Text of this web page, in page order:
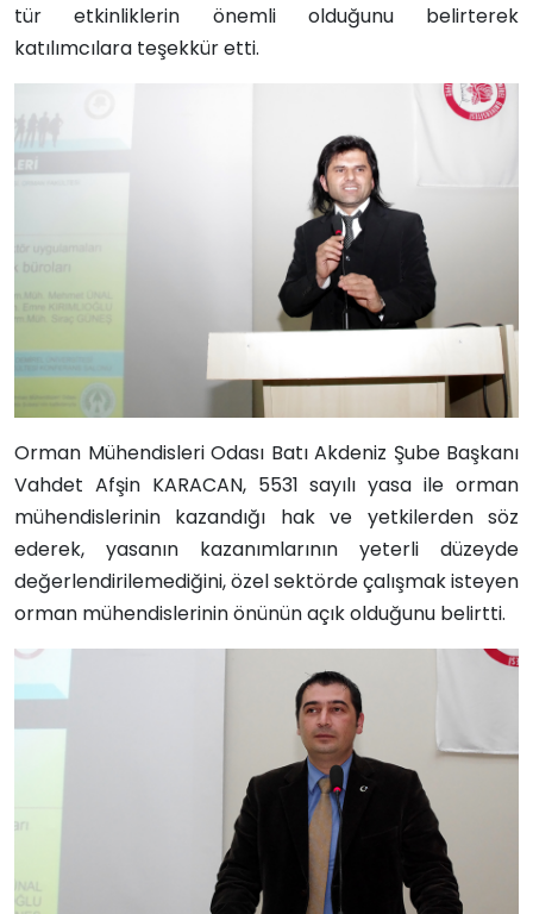
tür etkinliklerin önemli olduğunu belirterek
katılımcılara teşekkür etti.
Orman Mühendisleri Odası Batı Akdeniz Şube Başkanı
Vahdet Afşin KARACAN, 5531 sayılı yasa ile orman
mühendislerinin kazandığı hak ve yetkilerden söz
ederek, yasanın kazanımlarının yeterli düzeyde
değerlendirilemediğini, özel sektörde çalışmak isteyen
orman mühendislerinin önünün açık olduğunu belirtti.